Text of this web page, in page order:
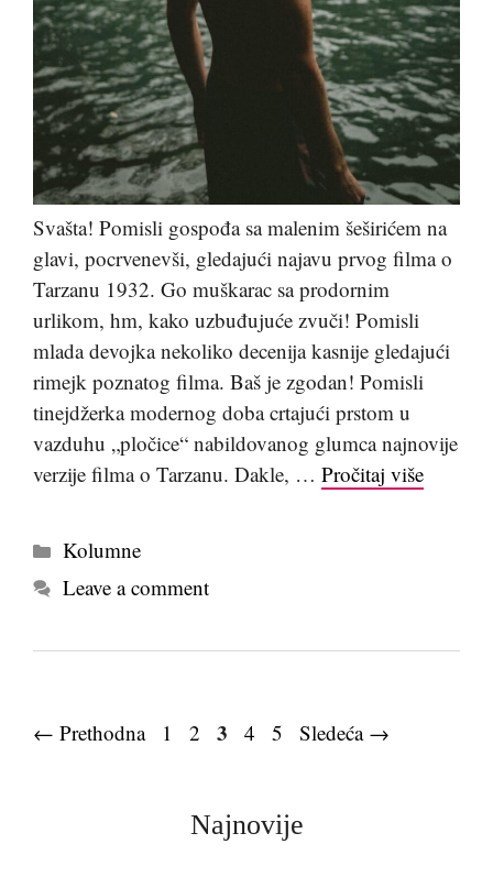
Svašta! Pomisli gospođa sa malenim šeširićem na
glavi, pocrvenevši, gledajući najavu prvog filma o
Tarzanu 1932. Go muškarac sa prodornim
urlikom, hm, kako uzbuđujuće zvuči! Pomisli
mlada devojka nekoliko decenija kasnije gledajući
rimejk poznatog filma. Baš je zgodan! Pomisli
tinejdžerka modernog doba crtajući prstom u
vazduhu „pločice“ nabildovanog glumca najnovije
verzije filma o Tarzanu. Dakle, … Pročitaj više
Kategorije
Kolumne
Leave a comment
← Prethodna Page
1 Page
2 Page
3 Page
4 Page
5 Sledeća →
Najnovije